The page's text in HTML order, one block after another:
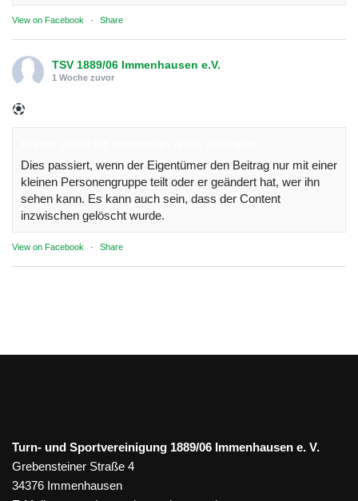
View on Facebook · Share
TSV 1889/06 Immenhausen e.V.
1 Woche zuvor
Dies passiert, wenn der Eigentümer den Beitrag nur mit einer
kleinen Personengruppe teilt oder er geändert hat, wer ihn
sehen kann. Es kann auch sein, dass der Content
inzwischen gelöscht wurde.
View on Facebook · Share
Turn- und Sportvereinigung 1889/06 Immenhausen e. V.
Grebensteiner Straße 4
34376 Immenhausen